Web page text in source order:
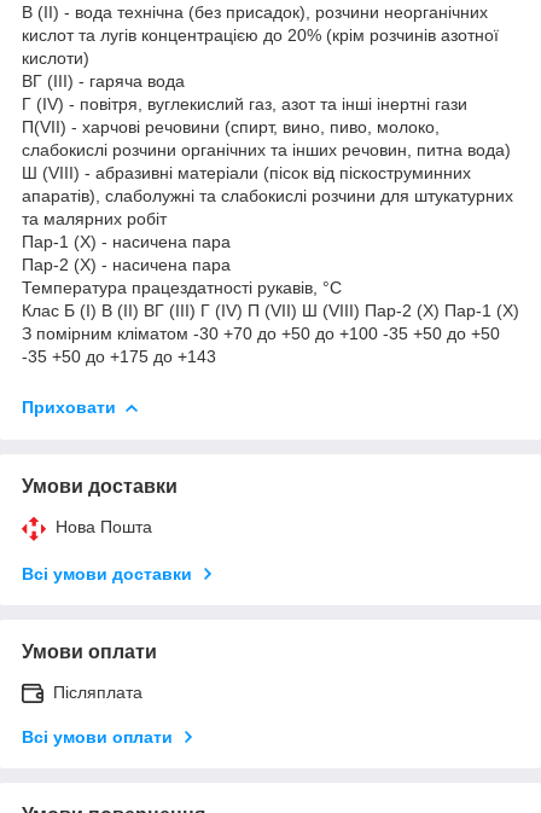
В (II) - вода технічна (без присадок), розчини неорганічних
кислот та лугів концентрацією до 20% (крім розчинів азотної
кислоти)
ВГ (III) - гаряча вода
Г (IV) - повітря, вуглекислий газ, азот та інші інертні гази
П(VII) - харчові речовини (спирт, вино, пиво, молоко,
слабокислі розчини органічних та інших речовин, питна вода)
Ш (VIII) - абразивні матеріали (пісок від піскоструминних
апаратів), слаболужні та слабокислі розчини для штукатурних
та малярних робіт
Пар-1 (X) - насичена пара
Пар-2 (X) - насичена пара
Температура працездатності рукавів, °С
Клас Б (I) В (II) ВГ (III) Г (IV) П (VII) Ш (VIII) Пар-2 (X) Пар-1 (X)
З помірним кліматом -30 +70 до +50 до +100 -35 +50 до +50
-35 +50 до +175 до +143
Приховати
Умови доставки
Нова Пошта
Всі умови доставки
Умови оплати
Післяплата
Всі умови оплати